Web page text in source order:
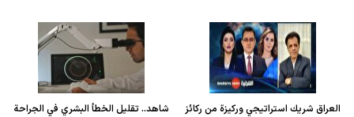
العراق شريك استراتيجي وركيزة من ركائز
شاهد.. تقليل الخطأ البشري في الجراحة